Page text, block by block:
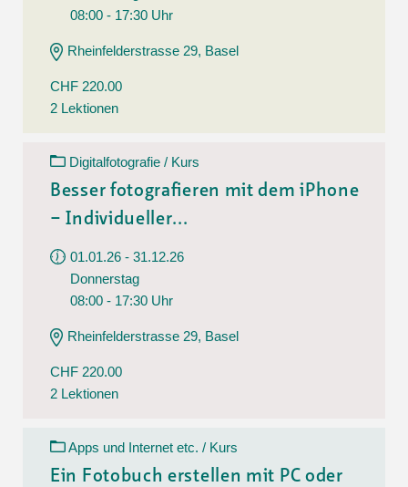
08:00 - 17:30 Uhr
Rheinfelderstrasse 29, Basel
CHF 220.00
2 Lektionen
Digitalfotografie / Kurs
Besser fotografieren mit dem iPhone
– Individueller...
01.01.26 - 31.12.26
Donnerstag
08:00 - 17:30 Uhr
Rheinfelderstrasse 29, Basel
CHF 220.00
2 Lektionen
Apps und Internet etc. / Kurs
Ein Fotobuch erstellen mit PC oder